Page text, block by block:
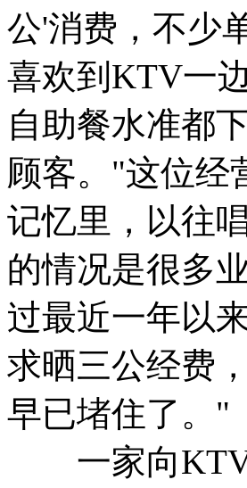
公'消费，不少
喜欢到KTV一
自助餐水准都
顾客。"这位经
记忆里，以往
的情况是很多
过最近一年以
求晒三公经费
早已堵住了。"
一家向KTV